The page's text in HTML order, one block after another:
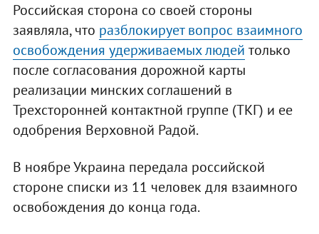
Российская сторона со своей стороны
заявляла, что разблокирует вопрос взаимного
освобождения удерживаемых людей только
после согласования дорожной карты
реализации минских соглашений в
Трехсторонней контактной группе (ТКГ) и ее
одобрения Верховной Радой.
В ноябре Украина передала российской
стороне списки из 11 человек для взаимного
освобождения до конца года.